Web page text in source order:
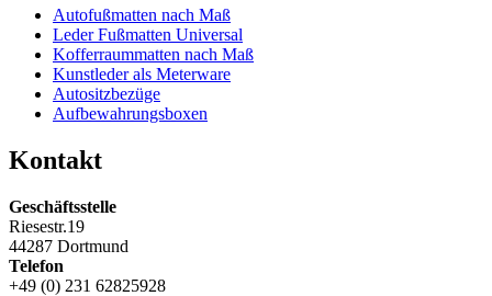
Autofußmatten nach Maß
Leder Fußmatten Universal
Kofferraummatten nach Maß
Kunstleder als Meterware
Autositzbezüge
Aufbewahrungsboxen
Kontakt
Geschäftsstelle
Riesestr.19
44287 Dortmund
Telefon
+49 (0) 231 62825928